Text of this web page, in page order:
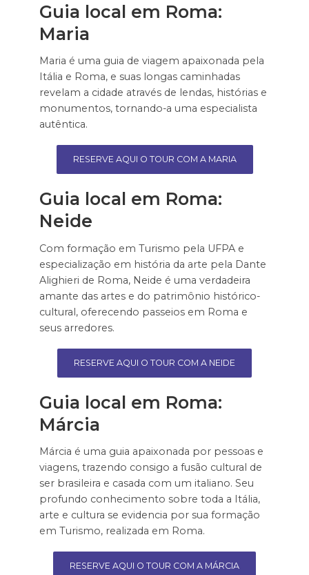
Guia local em Roma:
Maria
Maria é uma guia de viagem apaixonada pela
Itália e Roma, e suas longas caminhadas
revelam a cidade através de lendas, histórias e
monumentos, tornando-a uma especialista
autêntica.
RESERVE AQUI O TOUR COM A MARIA
Guia local em Roma:
Neide
Com formação em Turismo pela UFPA e
especialização em história da arte pela Dante
Alighieri de Roma, Neide é uma verdadeira
amante das artes e do patrimônio histórico-
cultural, oferecendo passeios em Roma e
seus arredores.
RESERVE AQUI O TOUR COM A NEIDE
Guia local em Roma:
Márcia
Márcia é uma guia apaixonada por pessoas e
viagens, trazendo consigo a fusão cultural de
ser brasileira e casada com um italiano. Seu
profundo conhecimento sobre toda a Itália,
arte e cultura se evidencia por sua formação
em Turismo, realizada em Roma.
RESERVE AQUI O TOUR COM A MÁRCIA